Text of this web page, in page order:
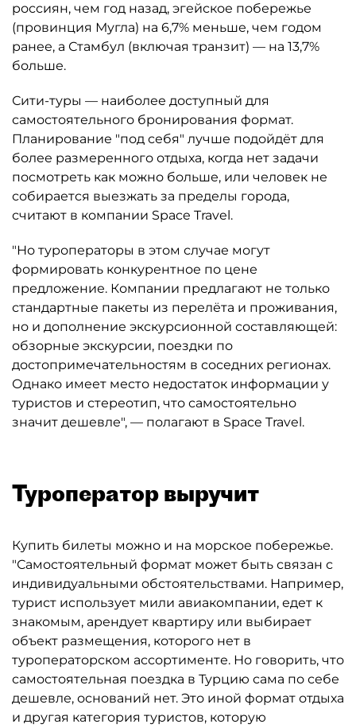
россиян, чем год назад, эгейское побережье
(провинция Мугла) на 6,7% меньше, чем годом
ранее, а Стамбул (включая транзит) — на 13,7%
больше.
Сити-туры — наиболее доступный для
самостоятельного бронирования формат.
Планирование "под себя" лучше подойдёт для
более размеренного отдыха, когда нет задачи
посмотреть как можно больше, или человек не
собирается выезжать за пределы города,
считают в компании Space Travel.
"Но туроператоры в этом случае могут
формировать конкурентное по цене
предложение. Компании предлагают не только
стандартные пакеты из перелёта и проживания,
но и дополнение экскурсионной составляющей:
обзорные экскурсии, поездки по
достопримечательностям в соседних регионах.
Однако имеет место недостаток информации у
туристов и стереотип, что самостоятельно
значит дешевле", — полагают в Space Travel.
Туроператор выручит
Купить билеты можно и на морское побережье.
"Самостоятельный формат может быть связан с
индивидуальными обстоятельствами. Например,
турист использует мили авиакомпании, едет к
знакомым, арендует квартиру или выбирает
объект размещения, которого нет в
туроператорском ассортименте. Но говорить, что
самостоятельная поездка в Турцию сама по себе
дешевле, оснований нет. Это иной формат отдыха
и другая категория туристов, которую